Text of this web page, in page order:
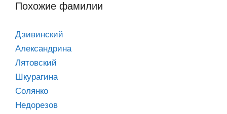
Похожие фамилии
Дзивинский
Александрина
Лятовский
Шкурагина
Солянко
Недорезов